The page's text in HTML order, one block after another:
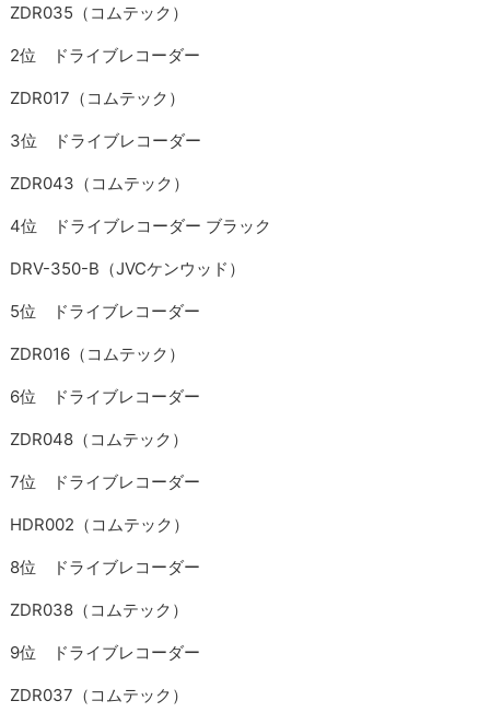
ZDR035（コムテック）
2位 ドライブレコーダー
ZDR017（コムテック）
3位 ドライブレコーダー
ZDR043（コムテック）
4位 ドライブレコーダー ブラック
DRV-350-B（JVCケンウッド）
5位 ドライブレコーダー
ZDR016（コムテック）
6位 ドライブレコーダー
ZDR048（コムテック）
7位 ドライブレコーダー
HDR002（コムテック）
8位 ドライブレコーダー
ZDR038（コムテック）
9位 ドライブレコーダー
ZDR037（コムテック）